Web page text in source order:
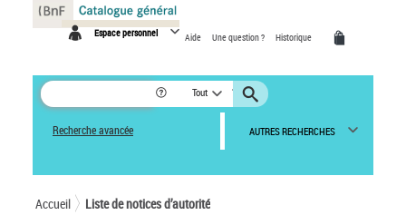
Espace personnel Aide Une question ? Historique
Tout
Recherche avancée AUTRES RECHERCHES
Accueil Liste de notices d’autorité
Panneau de gestion des cookies